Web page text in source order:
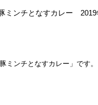
ミンチとなすカレー 2019
ミンチとなすカレー」です。